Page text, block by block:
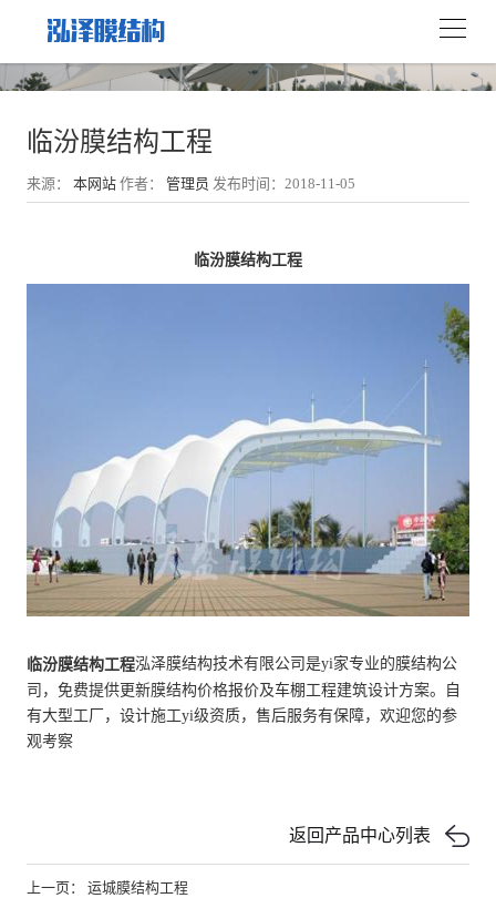
临汾膜结构工程
来源： 本网站 作者： 管理员 发布时间：2018-11-05
临汾膜结构工程
临汾膜结构工程泓泽膜结构技术有限公司是yi家专业的膜结构公
司，免费提供更新膜结构价格报价及车棚工程建筑设计方案。自
有大型工厂，设计施工yi级资质，售后服务有保障，欢迎您的参
观考察
返回产品中心列表
上一页： 运城膜结构工程